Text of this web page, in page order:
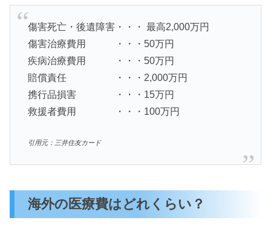
傷害死亡・後遺障害・・・ 最高2,000万円
傷害治療費用 ・・・50万円
疾病治療費用 ・・・50万円
賠償責任 ・・・2,000万円
携行品損害 ・・・15万円
救援者費用 ・・・100万円
引用元：三井住友カード
海外の医療費はどれくらい？